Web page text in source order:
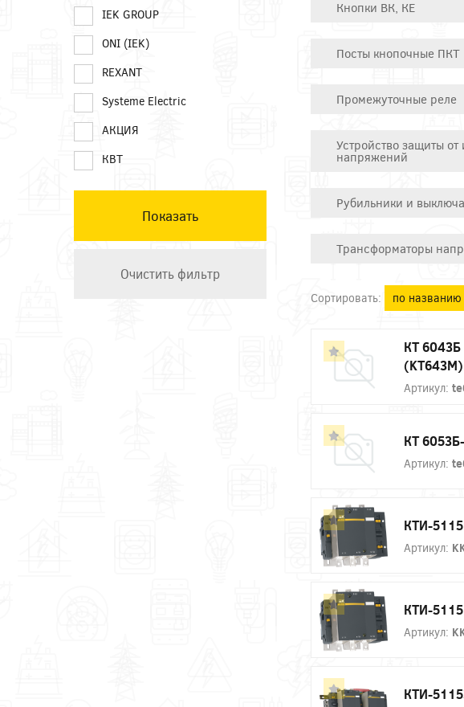
IEK GROUP
ONI (IEK)
REXANT
Systeme Electric
АКЦИЯ
КВТ
КЭАЗ
Остальные ТМ
Техэнерго
Кнопки ВК, КЕ
Посты кнопочные ПКТ
Промежуточные реле
Устройство защиты
напряжений
Рубильники и
Трансформаторы
Сортировать: по названию
КТ 6043Б
Артикул:
КТ
Артикул:
КТИ-
Артикул:
КТИ-
Артикул:
КТИ-